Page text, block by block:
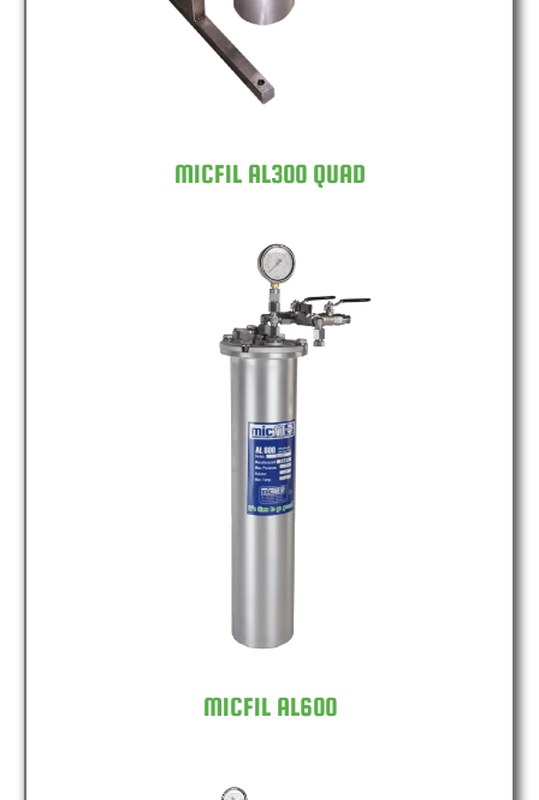
MICFIL AL300 QUAD
MICFIL AL600
MICFIL AL600